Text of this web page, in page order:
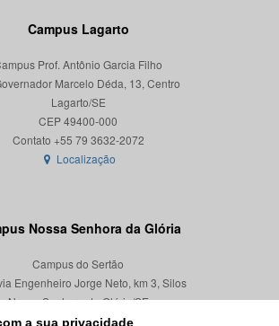
a sua privacidade
Campus Lagarto
Prof. Antônio Garcia Filho
Marcelo Déda, 13, Centro
Lagarto/SE
CEP 49400-000
Localização
Nossa Senhora da Glória
Campus do Sertão
Engenheiro Jorge Neto, km 3, Silos
Nossa Senhora da Glória/SE
CEP 49680-000